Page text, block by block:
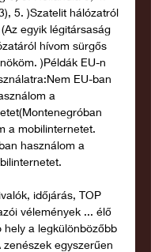
5. )Szatelit hálózatról
egyik légitársaság
hívom sürgős
)Példák EU-n
EU-ban
a
a mobilinternetet.
használom a
időjárás, TOP
vélemények ... élő
hely a legkülönbözőbb
zenészek egyszerűen